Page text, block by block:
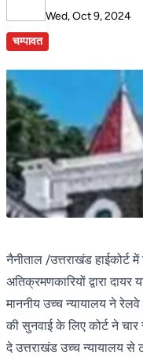
Wed, Oct 9, 2024
चम्पावत
नैनीताल /उत्तराखंड
अतिक्रमणकारियों द्वारा
माननीय उच्च न्यायालय ने
की सुनवाई के लिए कोर्ट ने
दे उत्तराखंड उच्च न्यायालय